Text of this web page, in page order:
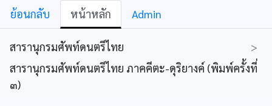
ย้อนกลับ หน้าหลัก Admin
สารานุกรมศัพท์ดนตรีไทย
>
สารานุกรมศัพท์ดนตรีไทย ภาคคีตะ-ดุริยางค์ (พิมพ์ครั้งที่
๓)